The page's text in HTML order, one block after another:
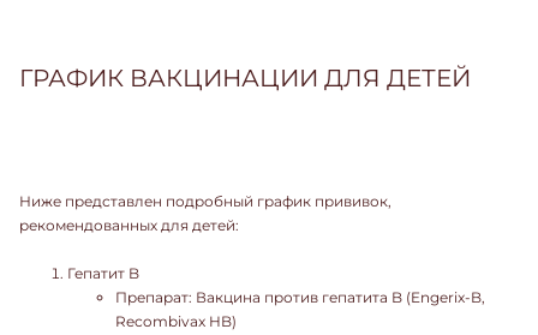
ГРАФИК ВАКЦИНАЦИИ ДЛЯ ДЕТЕЙ
Ниже представлен подробный график прививок,
рекомендованных для детей:
Гепатит B
Препарат: Вакцина против гепатита B (Engerix-B,
Recombivax HB)